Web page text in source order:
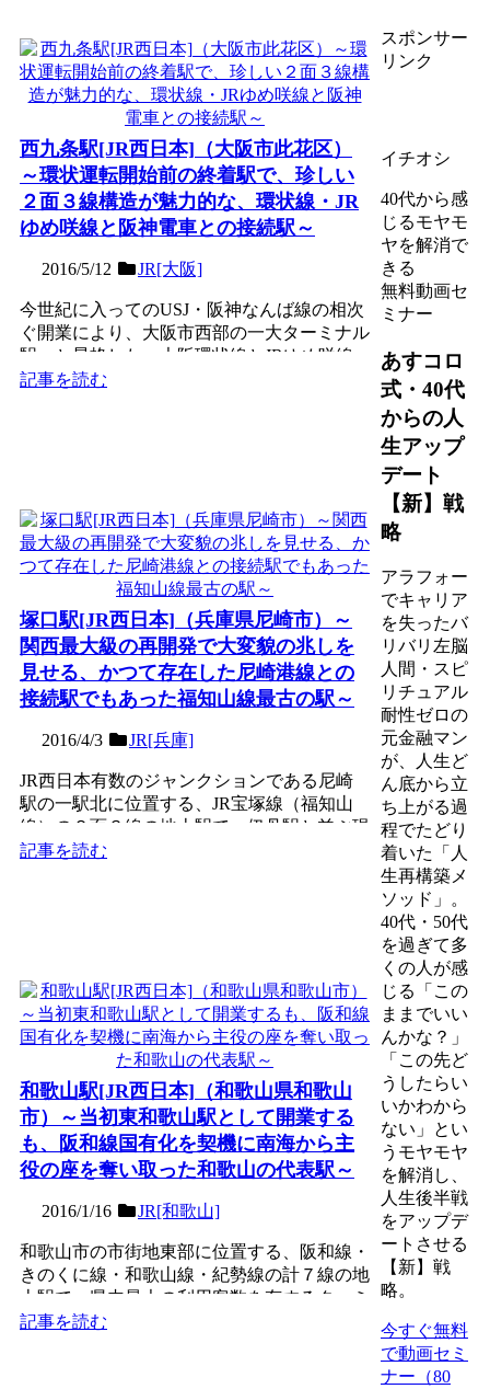
西九条駅[JR西日本]（大阪市此花区）
～環状運転開始前の終着駅で、珍しい
２面３線構造が魅力的な、環状線・JR
ゆめ咲線と阪神電車との接続駅～
2016/5/12 JR[大阪]
今世紀に入ってのUSJ・阪神なんば線の相次
ぐ開業により、大阪市西部の一大ターミナル
駅へと昇格した、大阪環状線とJRゆめ咲線
（桜島線）の島式２...
記事を読む
塚口駅[JR西日本]（兵庫県尼崎市）～
関西最大級の再開発で大変貌の兆しを
見せる、かつて存在した尼崎港線との
接続駅でもあった福知山線最古の駅～
2016/4/3 JR[兵庫]
JR西日本有数のジャンクションである尼崎
駅の一駅北に位置する、JR宝塚線（福知山
線）の２面３線の地上駅で、伊丹駅と並ぶ現
存する福知山線最古の...
記事を読む
和歌山駅[JR西日本]（和歌山県和歌山
市）～当初東和歌山駅として開業する
も、阪和線国有化を契機に南海から主
役の座を奪い取った和歌山の代表駅～
2016/1/16 JR[和歌山]
和歌山市の市街地東部に位置する、阪和線・
きのくに線・和歌山線・紀勢線の計７線の地
上駅で、県内最大の利用客数を有するターミ
ナル駅。競合の南海和...
記事を読む
スポンサー
リンク
イチオシ
40代から感
じるモヤモ
ヤを解消で
きる
無料動画セ
ミナー
あすコロ
式・40代
からの人
生アップ
デート
【新】戦
略
アラフォー
でキャリア
を失ったバ
リバリ左脳
人間・スピ
リチュアル
耐性ゼロの
元金融マン
が、人生ど
ん底から立
ち上がる過
程でたどり
着いた「人
生再構築メ
ソッド」。
40代・50代
を過ぎて多
くの人が感
じる「この
ままでいい
んかな？」
「この先ど
うしたらい
いかわから
ない」とい
うモヤモヤ
を解消し、
人生後半戦
をアップデ
ートさせる
【新】戦
略。
今すぐ無料
で動画セミ
ナー（80